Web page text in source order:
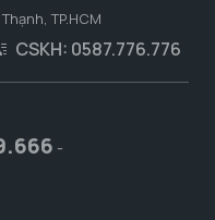
TP.HCM
CSKH: 0587.776.776
-